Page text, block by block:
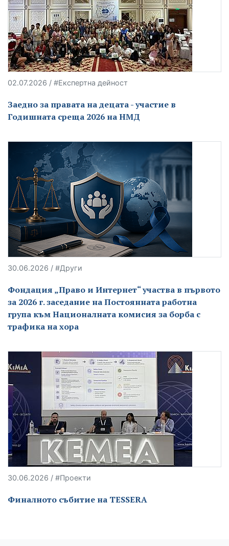
02.07.2026 / #Експертна дейност
Заедно за правата на децата - участие в
Годишната среща 2026 на НМД
30.06.2026 / #Други
Фондация „Право и Интернет“ участва в първото
за 2026 г. заседание на Постоянната работна
група към Националната комисия за борба с
трафика на хора
30.06.2026 / #Проекти
Финалното събитие на TESSERA